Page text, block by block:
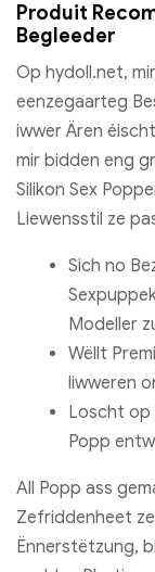
Produit
Begleeder
Op hydoll.net,
eenzegaarteg
iwwer Ären
mir bidden eng
Silikon Sex
Liewensstil ze
Sich no
Modeller
Wëllt
liwweren
Loscht op
Popp
All Popp ass
Zefriddenheet
Ënnerstëtzung,